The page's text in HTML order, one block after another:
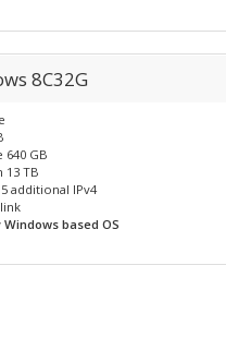
8C32G
640 GB
13 TB
additional IPv4
Windows based OS